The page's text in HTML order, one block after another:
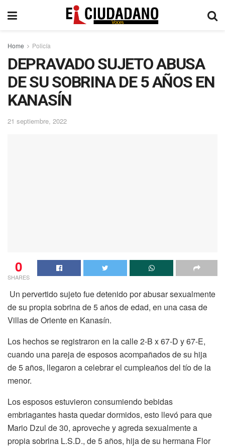
Home Policía
DEPRAVADO SUJETO ABUSA
DE SU SOBRINA DE 5 AÑOS EN
KANASÍN
21 septiembre, 2022
0
SHARES
Un pervertido sujeto fue detenido por abusar sexualmente
de su propia sobrina de 5 años de edad, en una casa de
Villas de Oriente en Kanasín.
Los hechos se registraron en la calle 2-B x 67-D y 67-E,
cuando una pareja de esposos acompañados de su hija
de 5 años, llegaron a celebrar el cumpleaños del tío de la
menor.
Los esposos estuvieron consumiendo bebidas
embriagantes hasta quedar dormidos, esto llevó para que
Mario Dzul de 30, aproveche y agreda sexualmente a
propia sobrina L.S.D., de 5 años, hija de su hermana Flor